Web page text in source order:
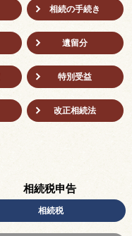
相続の⼿続き
遺留分
特別受益
改正相続法
相続税申告
相続税